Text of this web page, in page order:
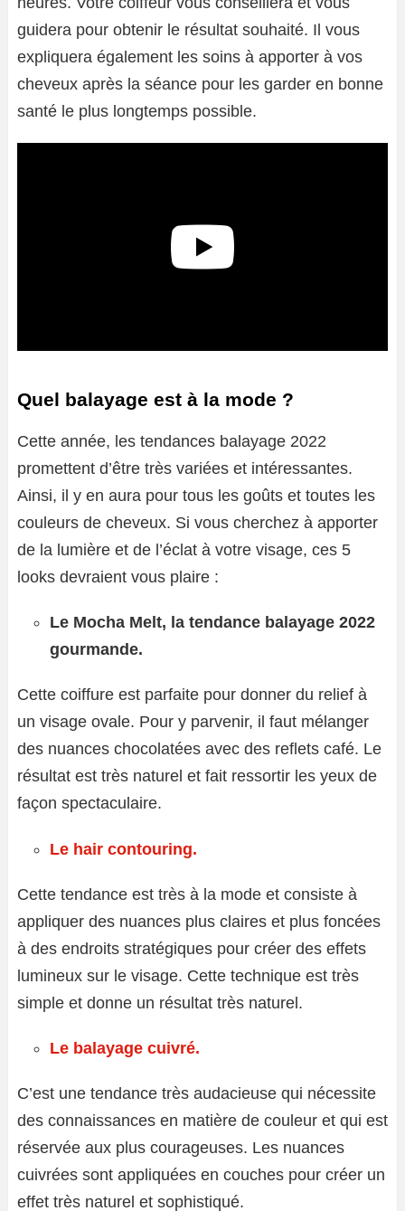
guidera pour obtenir le résultat souhaité. Il vous
expliquera également les soins à apporter à vos
cheveux après la séance pour les garder en bonne
santé le plus longtemps possible.
Quel balayage est à la mode ?
Cette année, les tendances balayage 2022
promettent d’être très variées et intéressantes.
Ainsi, il y en aura pour tous les goûts et toutes les
couleurs de cheveux. Si vous cherchez à apporter
de la lumière et de l’éclat à votre visage, ces 5
looks devraient vous plaire :
Le Mocha Melt, la tendance balayage 2022
gourmande.
Cette coiffure est parfaite pour donner du relief à
un visage ovale. Pour y parvenir, il faut mélanger
des nuances chocolatées avec des reflets café. Le
résultat est très naturel et fait ressortir les yeux de
façon spectaculaire.
Le hair contouring.
Cette tendance est très à la mode et consiste à
appliquer des nuances plus claires et plus foncées
à des endroits stratégiques pour créer des effets
lumineux sur le visage. Cette technique est très
simple et donne un résultat très naturel.
Le balayage cuivré.
C’est une tendance très audacieuse qui nécessite
des connaissances en matière de couleur et qui est
réservée aux plus courageuses. Les nuances
cuivrées sont appliquées en couches pour créer un
effet très naturel et sophistiqué.